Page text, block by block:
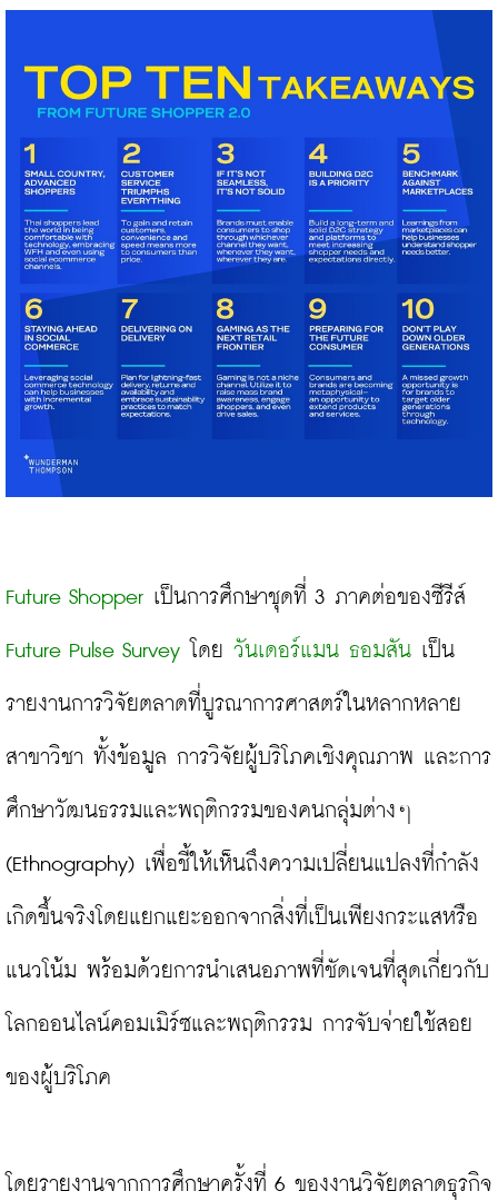
Future Shopper
Future Pulse Survey โดย วันเดอร์แมน ธอมสัน เป็น
รายงานการวิจัยตลาดที่บูรณาการศาสตร์ในหลากหลาย
สาขาวิชา ทั้งข้อมูล การวิจัยผู้บริโภคเชิงคุณภาพ และการ
ศึกษาวัฒนธรรมและพฤติกรรมของคนกลุ่มต่างๆ
(Ethnography) เพื่อชี้ให้เห็นถึงความเปลี่ยนแปลงที่กำลัง
เกิดขึ้นจริงโดยแยกแยะออกจากสิ่งที่เป็นเพียงกระแสหรือ
แนวโน้ม พร้อมด้วยการนำเสนอภาพที่ชัดเจนที่สุดเกี่ยวกับ
โลกออนไลน์คอมเมิร์ซและพฤติกรรม การจับจ่ายใช้สอย
ของผู้บริโภค
โดยรายงานจากการศึกษาครั้งที่ 6 ของงานวิจัยตลาดธุรกิจ